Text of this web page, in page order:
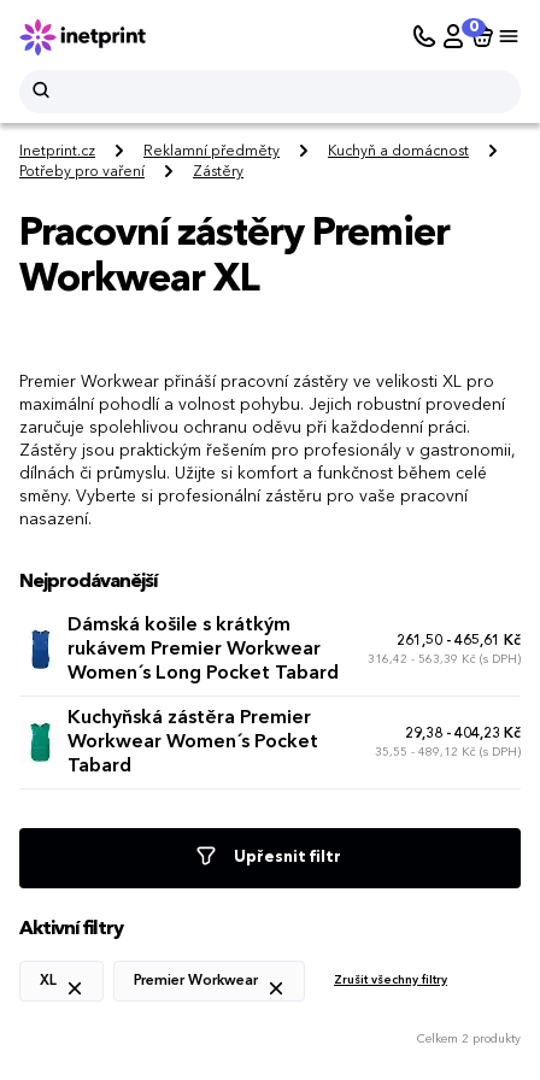
0
Inetprint.cz Reklamní předměty
Kuchyň a domácnost
Potřeby pro vaření
Zástěry
Pracovní zástěry Premier
Workwear XL
Premier Workwear přináší pracovní zástěry ve velikosti XL pro
maximální pohodlí a volnost pohybu. Jejich robustní provedení
zaručuje spolehlivou ochranu oděvu při každodenní práci.
Zástěry jsou praktickým řešením pro profesionály v gastronomii,
dílnách či průmyslu. Užijte si komfort a funkčnost během celé
směny. Vyberte si profesionální zástěru pro vaše pracovní
nasazení.
Nejprodávanější
Dámská košile s krátkým
rukávem Premier Workwear
Women´s Long Pocket Tabard
261,50 - 465,61 Kč
316,42 - 563,39 Kč (s DPH)
Kuchyňská zástěra Premier
Workwear Women´s Pocket
Tabard
29,38 - 404,23 Kč
35,55 - 489,12 Kč (s DPH)
Upřesnit filtr
Aktivní filtry
XL Premier Workwear Zrušit všechny filtry
Celkem 2 produkty